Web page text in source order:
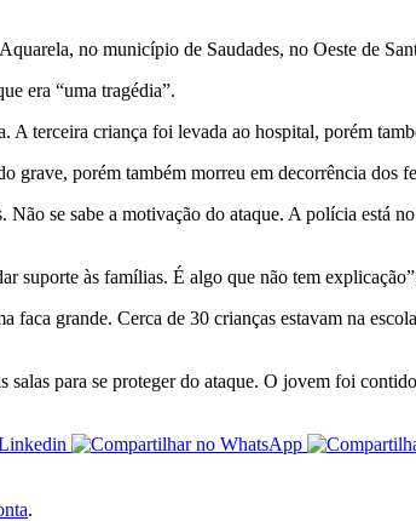
no município de Saudades, no Oeste de
era “uma tragédia”.
terceira criança foi levada ao hospital, porém
porém também morreu em decorrência dos
se sabe a motivação do ataque. A polícia está
às famílias. É algo que não tem
grande. Cerca de 30 crianças estavam na
para se proteger do ataque. O jovem foi
.